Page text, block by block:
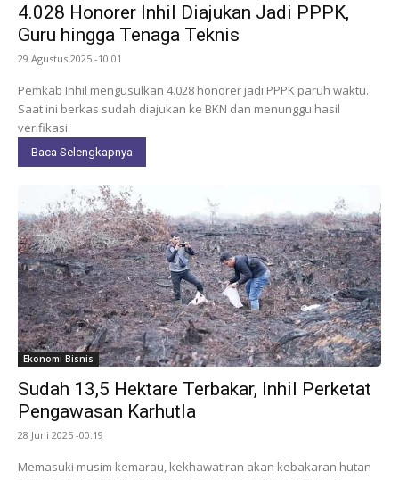
4.028 Honorer Inhil Diajukan Jadi PPPK,
Guru hingga Tenaga Teknis
29 Agustus 2025 -10:01
Pemkab Inhil mengusulkan 4.028 honorer jadi PPPK paruh waktu.
Saat ini berkas sudah diajukan ke BKN dan menunggu hasil
verifikasi.
Baca Selengkapnya
Ekonomi Bisnis
Sudah 13,5 Hektare Terbakar, Inhil Perketat
Pengawasan Karhutla
28 Juni 2025 -00:19
Memasuki musim kemarau, kekhawatiran akan kebakaran hutan